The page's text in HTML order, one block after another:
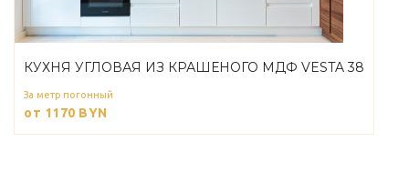
КУХНЯ УГЛОВАЯ ИЗ КРАШЕНОГО МДФ VESTA 38
За метр погонный
от 1170 BYN